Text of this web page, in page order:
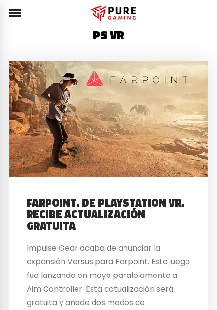
PS VR
FARPOINT, DE PLAYSTATION VR,
RECIBE ACTUALIZACIÓN
GRATUITA
Impulse Gear acaba de anunciar la
expansión Versus para Farpoint. Este juego
fue lanzando en mayo paralelamente a
Aim Controller. Esta actualización será
gratuita y añade dos modos de